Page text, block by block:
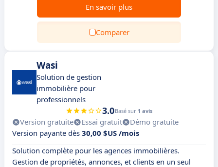
En savoir plus
Comparer
Wasi
Solution de gestion
immobilière pour
professionnels
3.0Basé sur 1 avis
Version gratuite Essai gratuit
Démo gratuite
Version payante dès 30,00 $US /mois
Solution complète pour les agences immobilières.
Gestion de propriétés, annonces, et clients en un seul